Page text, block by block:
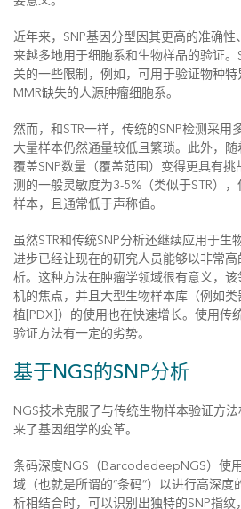
近年来，SNP基因分型因其更高的准确
来越多地用于细胞系和生物样品的验证。
关的一些限制，例如，可用于验证物种
MMR缺失的人源肿瘤细胞系。
然而，和STR一样，传统的SNP检测采用
大量样本仍然通量较低且繁琐。此外，随
覆盖SNP数量（覆盖范围）变得更具有
测的一般灵敏度为3-5%（类似于STR）
样本，且通常低于声称值。
虽然STR和传统SNP分析还继续应用于生
进步已经让现在的研究人员能够以非常
析。这种方法在肿瘤学领域很有意义，
机的焦点，并且大型生物样本库（例如
植[PDX]）的使用也在快速增长。使用传
验证方法有一定的劣势。
基于NGS的SNP分析
NGS技术克服了与传统生物样本验证方
来了基因组学的变革。
条码深度NGS（BarcodedeepNGS）使
域（也就是所谓的“条码”）以进行高深
析相结合时，可以识别出独特的SNP指纹